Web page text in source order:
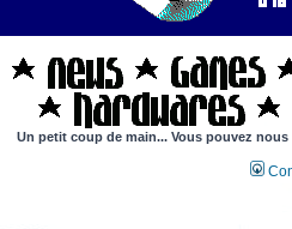
Un petit coup de main... Vous pouvez